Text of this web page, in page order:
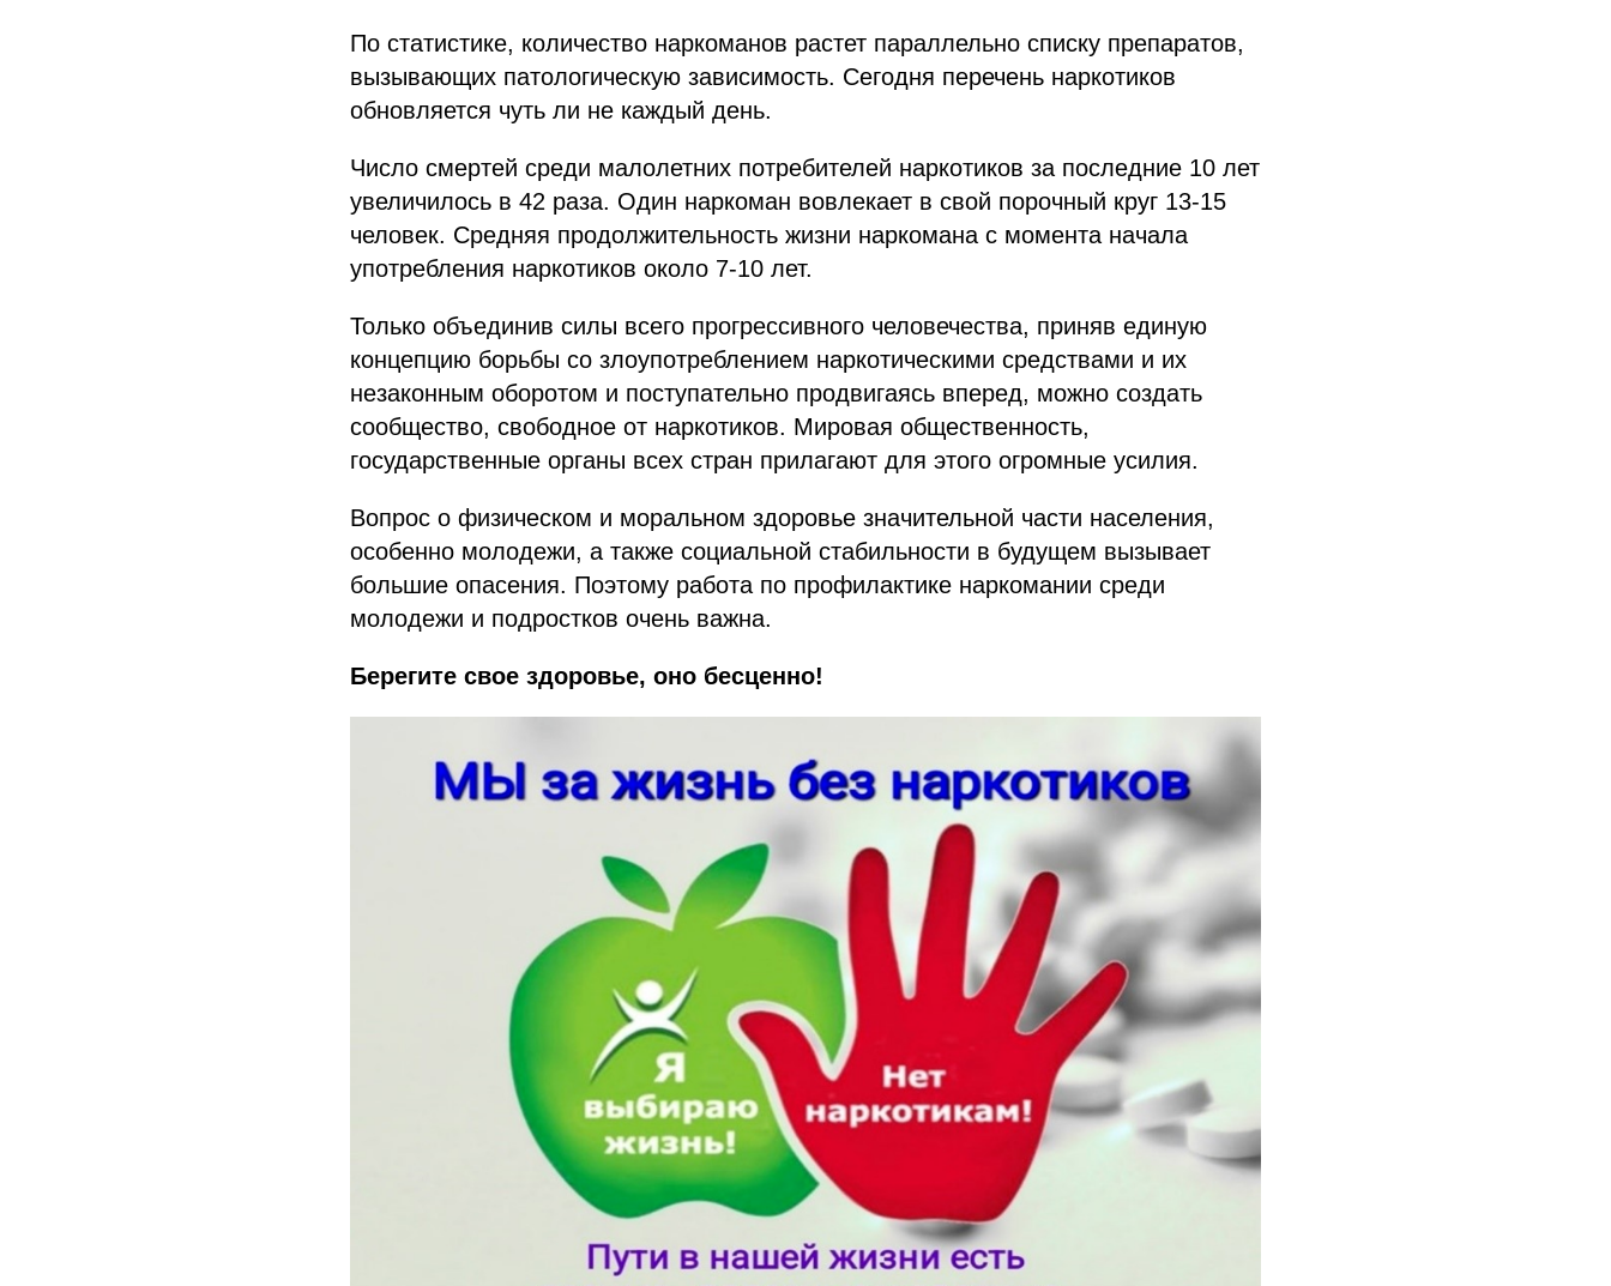
По статистике, количество наркоманов растет параллельно списку препаратов,
вызывающих патологическую зависимость. Сегодня перечень наркотиков
обновляется чуть ли не каждый день.
Число смертей среди малолетних потребителей наркотиков за последние 10 лет
увеличилось в 42 раза. Один наркоман вовлекает в свой порочный круг 13-15
человек. Средняя продолжительность жизни наркомана с момента начала
употребления наркотиков около 7-10 лет.
Только объединив силы всего прогрессивного человечества, приняв единую
концепцию борьбы со злоупотреблением наркотическими средствами и их
незаконным оборотом и поступательно продвигаясь вперед, можно создать
сообщество, свободное от наркотиков. Мировая общественность,
государственные органы всех стран прилагают для этого огромные усилия.
Вопрос о физическом и моральном здоровье значительной части населения,
особенно молодежи, а также социальной стабильности в будущем вызывает
большие опасения. Поэтому работа по профилактике наркомании среди
молодежи и подростков очень важна.
Берегите свое здоровье, оно бесценно!